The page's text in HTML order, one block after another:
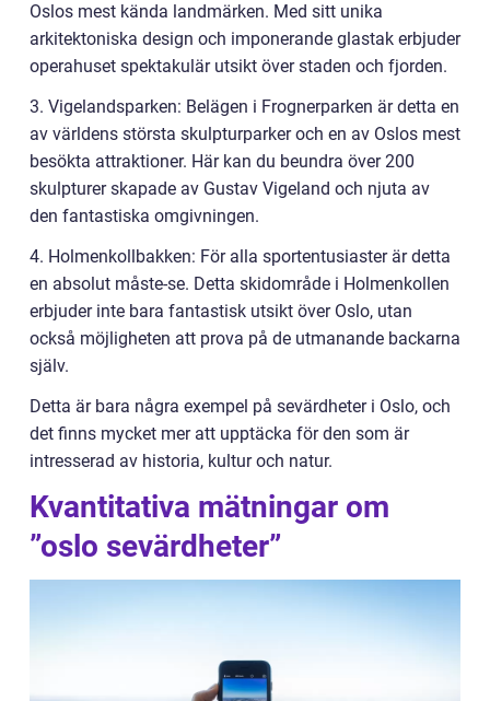
Oslos mest kända landmärken. Med sitt unika
arkitektoniska design och imponerande glastak erbjuder
operahuset spektakulär utsikt över staden och fjorden.
3. Vigelandsparken: Belägen i Frognerparken är detta en
av världens största skulpturparker och en av Oslos mest
besökta attraktioner. Här kan du beundra över 200
skulpturer skapade av Gustav Vigeland och njuta av
den fantastiska omgivningen.
4. Holmenkollbakken: För alla sportentusiaster är detta
en absolut måste-se. Detta skidområde i Holmenkollen
erbjuder inte bara fantastisk utsikt över Oslo, utan
också möjligheten att prova på de utmanande backarna
själv.
Detta är bara några exempel på sevärdheter i Oslo, och
det finns mycket mer att upptäcka för den som är
intresserad av historia, kultur och natur.
Kvantitativa mätningar om
”oslo sevärdheter”